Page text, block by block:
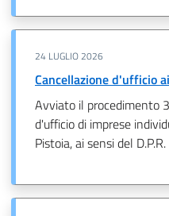
24 LUGLIO 2026
Cancellazione d'ufficio
Avviato il procedimento
d'ufficio di imprese
Pistoia, ai sensi del